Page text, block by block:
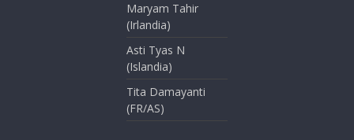
Maryam Tahir
(Irlandia)
Asti Tyas N
(Islandia)
Tita Damayanti
(FR/AS)